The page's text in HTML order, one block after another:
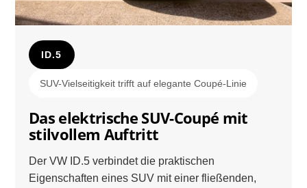
ID.5
SUV-Vielseitigkeit trifft auf elegante Coupé-Linie
Das elektrische SUV-Coupé mit
stilvollem Auftritt
Der VW ID.5 verbindet die praktischen
Eigenschaften eines SUV mit einer fließenden,